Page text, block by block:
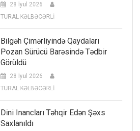
28 İyul 2026
TURAL KƏLBƏCƏRLİ
Bilgəh Çimərliyində Qaydaları
Pozan Sürücü Barəsində Tədbir
Görüldü
28 İyul 2026
TURAL KƏLBƏCƏRLİ
Dini Inancları Təhqir Edən Şəxs
Saxlanıldı